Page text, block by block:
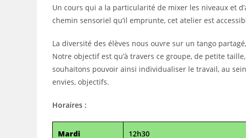
Un cours qui a la particularité de mixer les niveaux et
chemin sensoriel qu’il emprunte, cet atelier est
La diversité des élèves nous ouvre sur un tango
Notre objectif est qu’à travers ce groupe, de petite
souhaitons pouvoir ainsi individualiser le travail, au
envies, objectifs.
Horaires :
Mardi
12h30